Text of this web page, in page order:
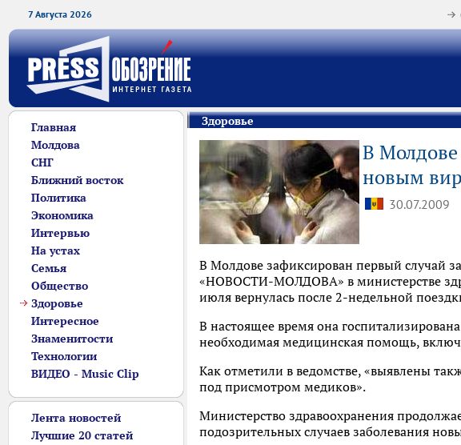
7 Августа 2026
Главная
Молдова
СНГ
Ближний восток
Политика
Экономика
Интервью
На устах
Семья
Общество
Здоровье
Интересное
Знаменитости
Технологии
ВИДЕО - Music Clip
Лента новостей
Лучшие 20 статей
Здоровье
В Молдове
новым
30.07.2009
В Молдове зафиксирован первый случай
«НОВОСТИ-МОЛДОВА» в министерстве
июля вернулась после 2-недельной
В настоящее время она
необходимая медицинская помощь,
Как отметили в ведомстве, «выявлены
под присмотром медиков».
Министерство здравоохранения
подозрительных случаев заболевания